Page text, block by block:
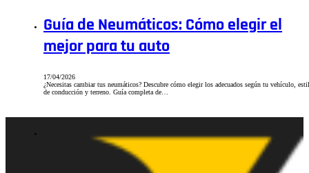
Guía de Neumáticos: Cómo elegir el
mejor para tu auto
17/04/2026
¿Necesitas cambiar tus neumáticos? Descubre cómo elegir los adecuados según tu vehículo,
de conducción y terreno. Guía completa de…